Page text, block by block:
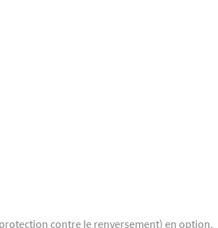
contre le renversement) en option.